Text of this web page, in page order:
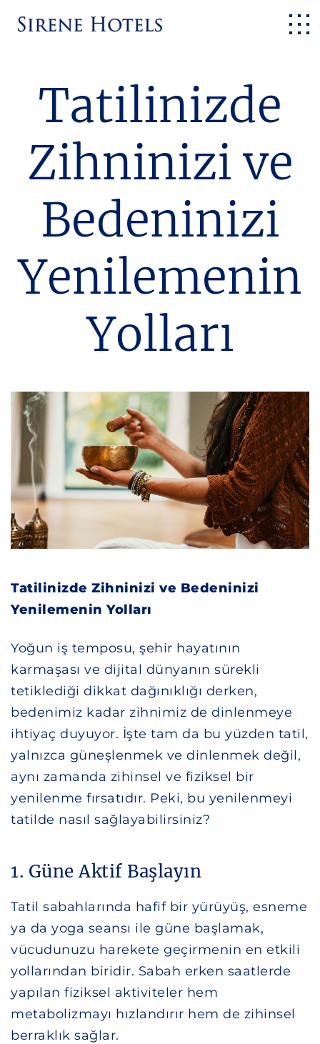
Tatilinizde
Zihninizi ve
Bedeninizi
Yenilemenin
Yolları
Tatilinizde Zihninizi ve Bedeninizi
Yenilemenin Yolları
Yoğun iş temposu, şehir hayatının
karmaşası ve dijital dünyanın sürekli
tetiklediği dikkat dağınıklığı derken,
bedenimiz kadar zihnimiz de dinlenmeye
ihtiyaç duyuyor. İşte tam da bu yüzden tatil,
yalnızca güneşlenmek ve dinlenmek değil,
aynı zamanda zihinsel ve fiziksel bir
yenilenme fırsatıdır. Peki, bu yenilenmeyi
tatilde nasıl sağlayabilirsiniz?
1. Güne Aktif Başlayın
Tatil sabahlarında hafif bir yürüyüş, esneme
ya da yoga seansı ile güne başlamak,
vücudunuzu harekete geçirmenin en etkili
yollarından biridir. Sabah erken saatlerde
yapılan fiziksel aktiviteler hem
metabolizmayı hızlandırır hem de zihinsel
berraklık sağlar.